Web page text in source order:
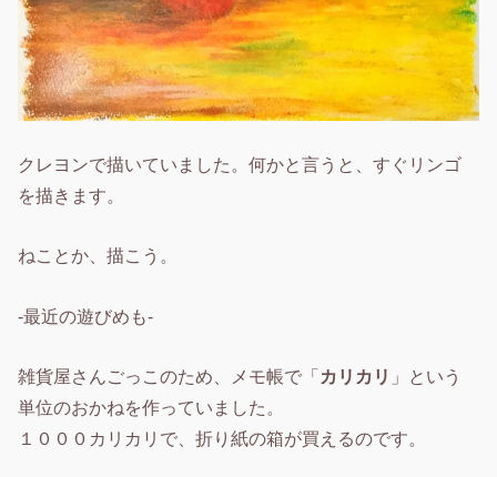
クレヨンで描いていました。何かと言うと、すぐリンゴ
を描きます。
ねことか、描こう。
-最近の遊びめも-
雑貨屋さんごっこのため、メモ帳で「カリカリ 」という
単位のおかねを作っていました。
１０００カリカリで、折り紙の箱が買えるのです。